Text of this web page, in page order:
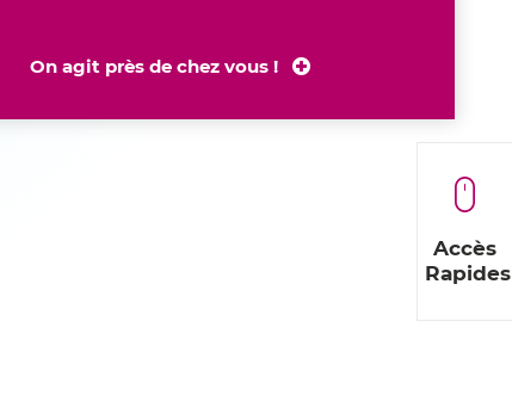
Accès
Rapides
On agit près de chez vous !